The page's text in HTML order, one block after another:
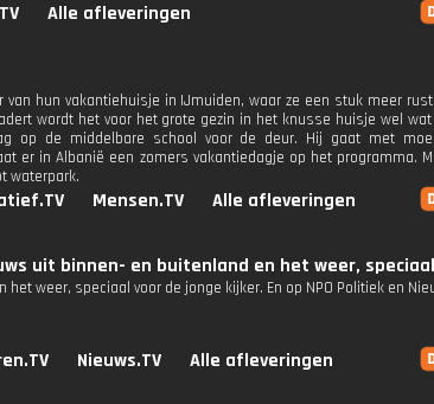
Alle afleveringen
hun vakantiehuisje in IJmuiden, waar ze een stuk meer
wordt het voor het grote gezin in het knusse huisje wel
op de middelbare school voor de deur. Hij gaat met
er in Albanië een zomers vakantiedagje op het programma.
waterpark.
Mensen.TV Alle afleveringen
uit binnen- en buitenland en het weer,
weer, speciaal voor de jonge kijker. En op NPO Politiek en
Nieuws.TV Alle afleveringen